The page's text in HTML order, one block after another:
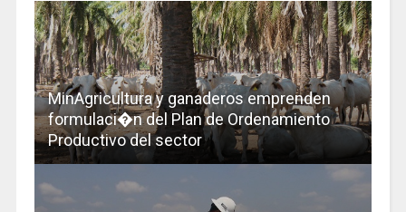
MinAgricultura y ganaderos emprenden
formulaci�n del Plan de Ordenamiento
Productivo del sector